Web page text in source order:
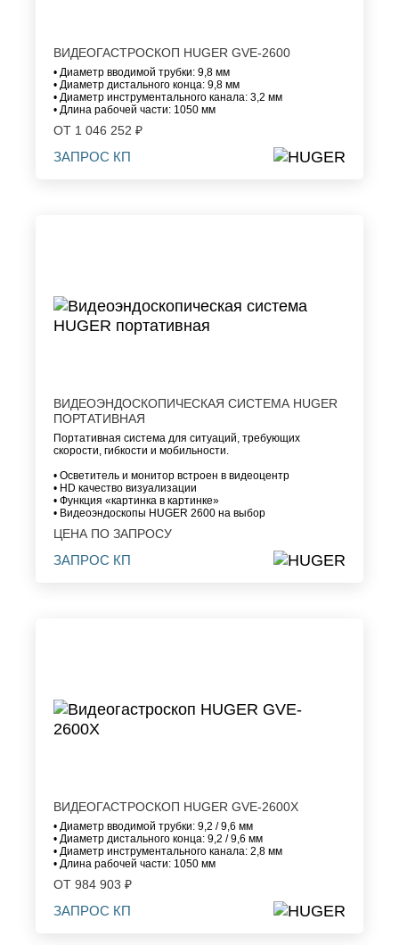
ВИДЕОГАСТРОСКОП HUGER GVE-2600
• Диаметр вводимой трубки: 9,8 мм
• Диаметр дистального конца: 9,8 мм
• Диаметр инструментального канала: 3,2 мм
• Длина рабочей части: 1050 мм
ОТ 1 046 252 ₽
ЗАПРОС КП
ВИДЕОЭНДОСКОПИЧЕСКАЯ СИСТЕМА HUGER
ПОРТАТИВНАЯ
Портативная система для ситуаций, требующих
скорости, гибкости и мобильности.
• Осветитель и монитор встроен в видеоцентр
• HD качество визуализации
• Функция «картинка в картинке»
• Видеоэндоскопы HUGER 2600 на выбор
ЦЕНА ПО ЗАПРОСУ
ЗАПРОС КП
ВИДЕОГАСТРОСКОП HUGER GVE-2600X
• Диаметр вводимой трубки: 9,2 / 9,6 мм
• Диаметр дистального конца: 9,2 / 9,6 мм
• Диаметр инструментального канала: 2,8 мм
• Длина рабочей части: 1050 мм
ОТ 984 903 ₽
ЗАПРОС КП